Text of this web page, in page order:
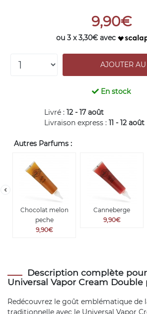
9,90€
ou 3 x 3,30€ avec
En stock
Livré : 12 - 17 août
Livraison express : 11 - 12 août
Autres Parfums :
Chocolat melon
peche
9,90€
Canneberge
9,90€
Description complète
Universal Vapor Cream
Redécouvrez le goût emblématique de
traditionnelle avec le Universal Vapor